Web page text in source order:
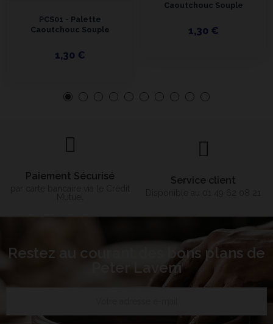
PCS01 - Palette
Caoutchouc Souple
1,30 €
Caoutchouc Souple
1,30 €
Paiement Sécurisé Service client
Restez au courant des bons plans de
Peter Lavem